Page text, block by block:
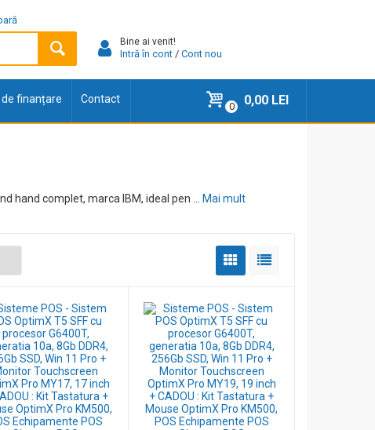
Bine ai venit!
Intră în cont /Cont nou
finanțare Contact
0 0,00 LEI
hand complet, marca IBM, ideal pen ... Mai mult